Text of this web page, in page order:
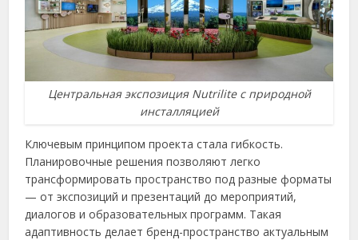
Центральная экспозиция Nutrilite с природной
инсталляцией
Ключевым принципом проекта стала гибкость.
Планировочные решения позволяют легко
трансформировать пространство под разные форматы
— от экспозиций и презентаций до мероприятий,
диалогов и образовательных программ. Такая
адаптивность делает бренд-пространство актуальным